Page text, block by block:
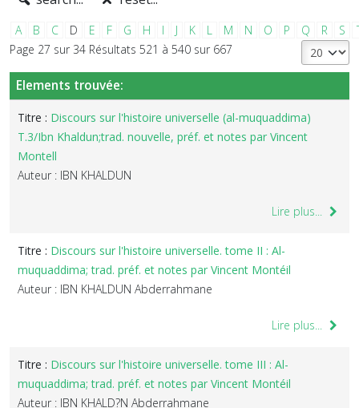
A B C D E F G H I J K L M N O P Q R S
Page 27 sur 34 Résultats 521 à 540 sur 667
Elements trouvée:
Titre : Discours sur l'histoire universelle (al-muquaddima)
T.3/Ibn Khaldun;trad. nouvelle, préf. et notes par Vincent
Montell
Auteur : IBN KHALDUN
Lire plus...
Titre : Discours sur l'histoire universelle. tome II : Al-
muquaddima; trad. préf. et notes par Vincent Montéil
Auteur : IBN KHALDUN Abderrahmane
Lire plus...
Titre : Discours sur l'histoire universelle. tome III : Al-
muquaddima; trad. préf. et notes par Vincent Montéil
Auteur : IBN KHALD?N Abderrahmane